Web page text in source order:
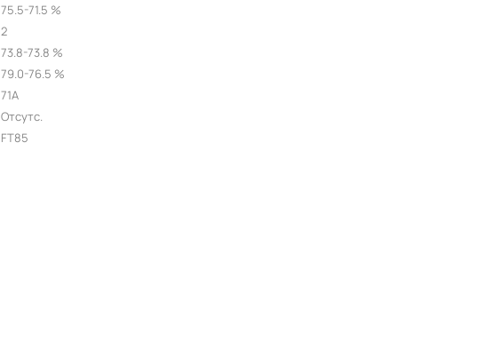
75.5-71.5 %
2
73.8-73.8 %
79.0-76.5 %
71A
Отсутс.
FT85